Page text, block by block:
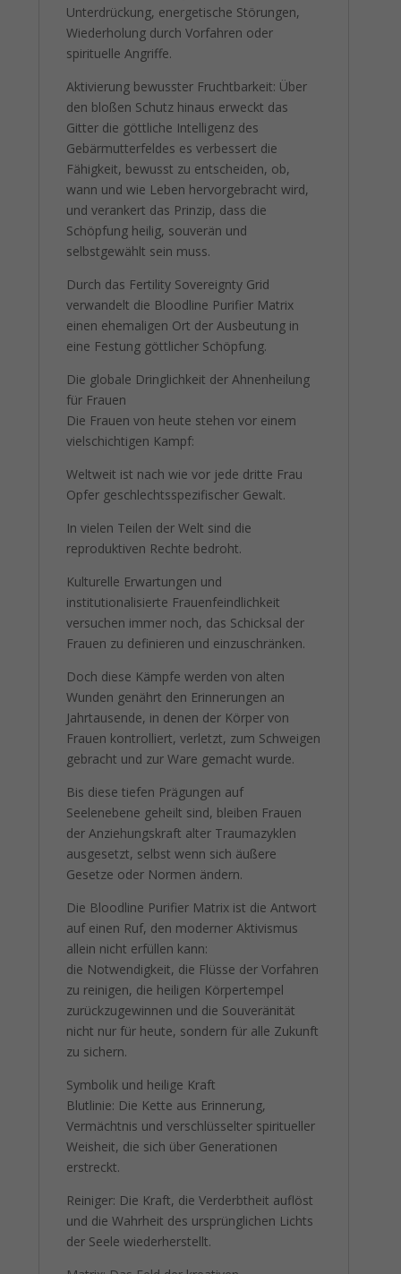
Unterdrückung, energetische Störungen,
Wiederholung durch Vorfahren oder
spirituelle Angriffe.
Aktivierung bewusster Fruchtbarkeit: Über
den bloßen Schutz hinaus erweckt das
Gitter die göttliche Intelligenz des
Gebärmutterfeldes es verbessert die
Fähigkeit, bewusst zu entscheiden, ob,
wann und wie Leben hervorgebracht wird,
und verankert das Prinzip, dass die
Schöpfung heilig, souverän und
selbstgewählt sein muss.
Durch das Fertility Sovereignty Grid
verwandelt die Bloodline Purifier Matrix
einen ehemaligen Ort der Ausbeutung in
eine Festung göttlicher Schöpfung.
Die globale Dringlichkeit der Ahnenheilung
für Frauen
Die Frauen von heute stehen vor einem
vielschichtigen Kampf:
Weltweit ist nach wie vor jede dritte Frau
Opfer geschlechtsspezifischer Gewalt.
In vielen Teilen der Welt sind die
reproduktiven Rechte bedroht.
Kulturelle Erwartungen und
institutionalisierte Frauenfeindlichkeit
versuchen immer noch, das Schicksal der
Frauen zu definieren und einzuschränken.
Doch diese Kämpfe werden von alten
Wunden genährt den Erinnerungen an
Jahrtausende, in denen der Körper von
Frauen kontrolliert, verletzt, zum Schweigen
gebracht und zur Ware gemacht wurde.
Bis diese tiefen Prägungen auf
Seelenebene geheilt sind, bleiben Frauen
der Anziehungskraft alter Traumazyklen
ausgesetzt, selbst wenn sich äußere
Gesetze oder Normen ändern.
Die Bloodline Purifier Matrix ist die Antwort
auf einen Ruf, den moderner Aktivismus
allein nicht erfüllen kann:
die Notwendigkeit, die Flüsse der Vorfahren
zu reinigen, die heiligen Körpertempel
zurückzugewinnen und die Souveränität
nicht nur für heute, sondern für alle Zukunft
zu sichern.
Symbolik und heilige Kraft
Blutlinie: Die Kette aus Erinnerung,
Vermächtnis und verschlüsselter spiritueller
Weisheit, die sich über Generationen
erstreckt.
Reiniger: Die Kraft, die Verderbtheit auflöst
und die Wahrheit des ursprünglichen Lichts
der Seele wiederherstellt.